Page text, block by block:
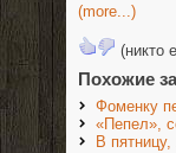
(more...)
(никто
Похожие
Фоменку
«Пепел»,
В